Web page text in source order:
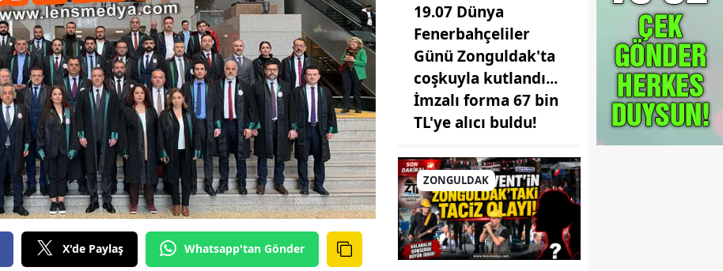
X'de Paylaş Whatsapp'tan Gönder
19.07 Dünya
Fenerbahçeliler
Günü Zonguldak'ta
coşkuyla kutlandı...
İmzalı forma 67 bin
TL'ye alıcı buldu!
ZONGULDAK